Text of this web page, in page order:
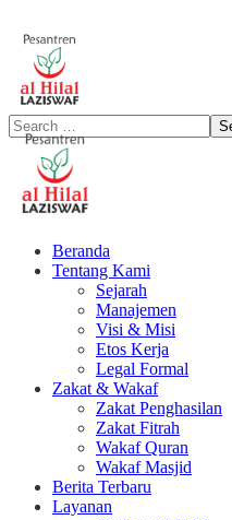
Beranda
Tentang Kami
Sejarah
Manajemen
Visi & Misi
Etos Kerja
Legal Formal
Zakat & Wakaf
Zakat Penghasilan
Zakat Fitrah
Wakaf Quran
Wakaf Masjid
Berita Terbaru
Layanan